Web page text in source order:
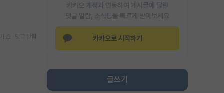
카카오 계정과 연동하여 게시글에 달린
댓글 알람, 소식등을 빠르게 받아보세요
카카오로 시작하기
글쓰기